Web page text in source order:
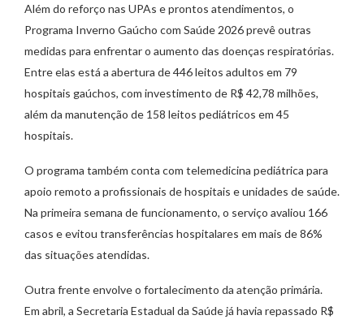
Além do reforço nas UPAs e prontos atendimentos, o
Programa Inverno Gaúcho com Saúde 2026 prevê outras
medidas para enfrentar o aumento das doenças respiratórias.
Entre elas está a abertura de 446 leitos adultos em 79
hospitais gaúchos, com investimento de R$ 42,78 milhões,
além da manutenção de 158 leitos pediátricos em 45
hospitais.
O programa também conta com telemedicina pediátrica para
apoio remoto a profissionais de hospitais e unidades de saúde.
Na primeira semana de funcionamento, o serviço avaliou 166
casos e evitou transferências hospitalares em mais de 86%
das situações atendidas.
Outra frente envolve o fortalecimento da atenção primária.
Em abril, a Secretaria Estadual da Saúde já havia repassado R$